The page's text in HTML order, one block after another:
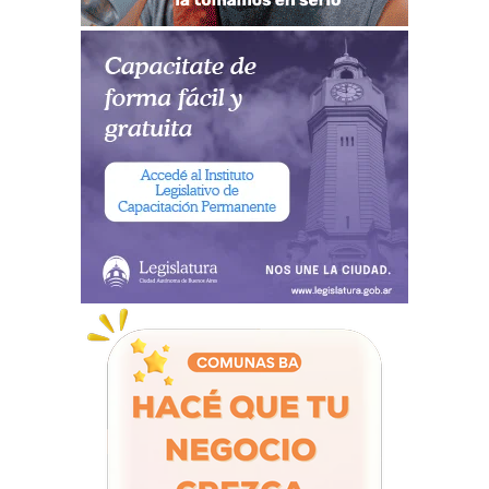
La Policía de la Ciudad secuestró durante una
serie de allanamientos una bandera de
Palestina, una máscara y ropas usadas durante
un acto xenófobo que barras bravas de All
Boys realizaron a multas del mes pasado, horas
antes de un partido ante Atlanta, y el
Ministerio de Seguridad porteño sumó otra
barra a los 16 que inhabilitó para entrar a las
canchas durante los próximos cuatro años.
Las investigaciones realizadas por la Dirección de
Eventos Masivos de laPolicía de la Ciudad
de aquella manifestación en las afueras de la
cancha de All Boys, derivaron en la
identificación de las barras, y la sanción por
hechos discriminatorios y xenófobos, pero
continuaron para dar con los elementos que
los involucrados observaron aquel 29 de junio.